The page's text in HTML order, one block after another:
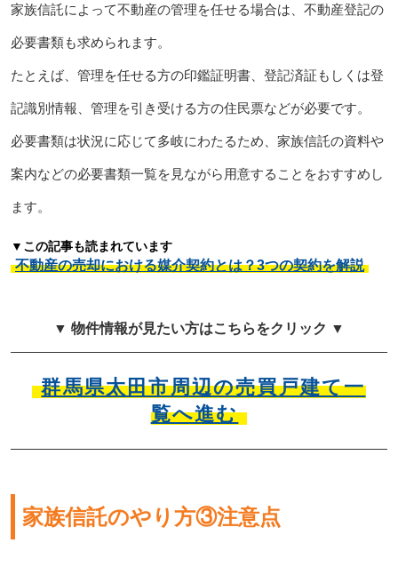
家族信託によって不動産の管理を任せる場合は、不動産登記の
必要書類も求められます。
たとえば、管理を任せる方の印鑑証明書、登記済証もしくは登
記識別情報、管理を引き受ける方の住民票などが必要です。
必要書類は状況に応じて多岐にわたるため、家族信託の資料や
案内などの必要書類一覧を見ながら用意することをおすすめし
ます。
▼この記事も読まれています
不動産の売却における媒介契約とは？3つの契約を解説
▼ 物件情報が見たい方はこちらをクリック ▼
群馬県太田市周辺の売買戸建て一
覧へ進む
家族信託のやり方③注意点